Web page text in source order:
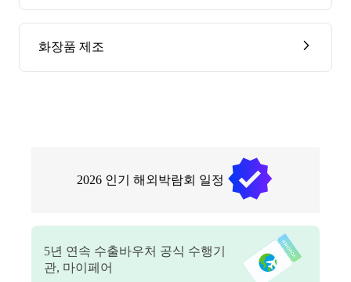
화장품 제조
2026 인기 해외박람회 일정
5년 연속 수출바우처 공식 수행기
관, 마이페어